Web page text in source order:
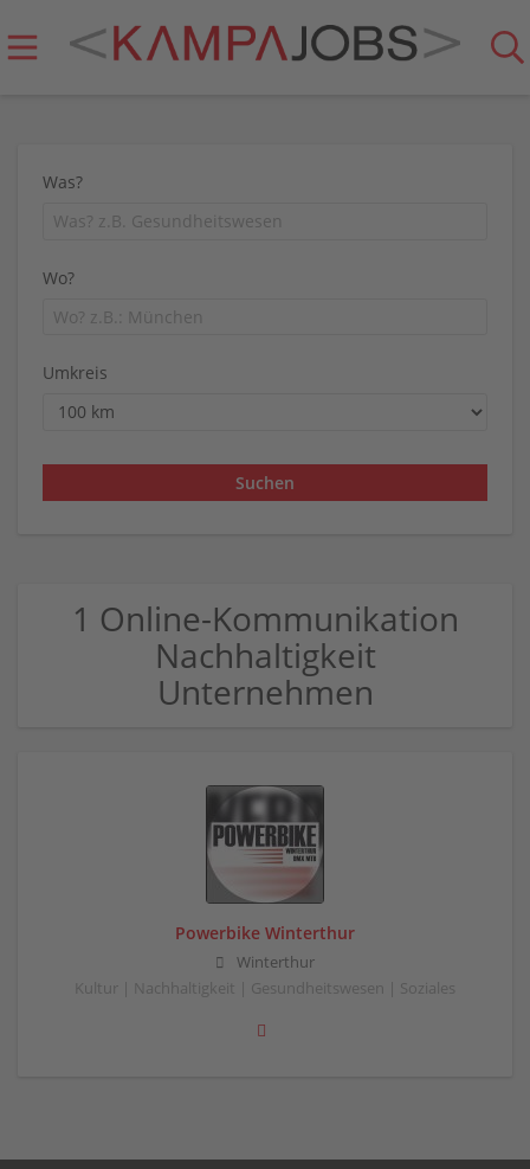
Was?
Wo?
Umkreis
1 Online-Kommunikation
Nachhaltigkeit
Unternehmen
Powerbike Winterthur
Winterthur
Kultur | Nachhaltigkeit | Gesundheitswesen | Soziales